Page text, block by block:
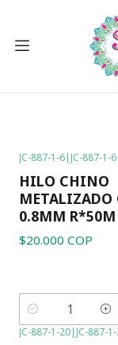
HILO
JC-887-1-6|JC-887-1-6
HILO CHINO
METALIZADO
0.8MM R*50M
$20.000 COP
Cantidad
JC-887-1-20|JC-887-